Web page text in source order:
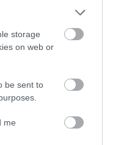
storage
on web or
be sent to
me
η